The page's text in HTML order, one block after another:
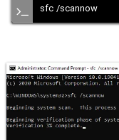
sfc /scannow